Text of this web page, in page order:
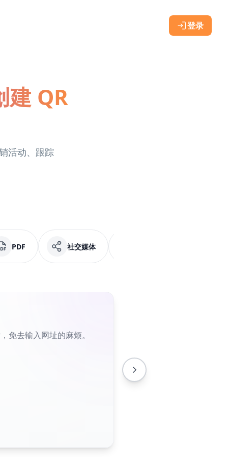
登录
建 QR
活动、跟踪
PDF 社交媒体
免去输入网址的麻烦。